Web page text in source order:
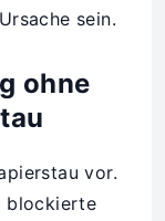
sein.
ohne
vor.
blockierte